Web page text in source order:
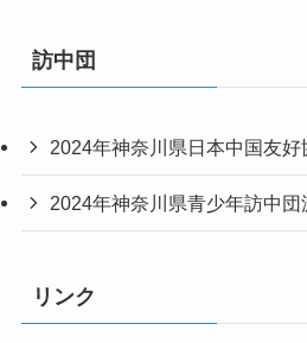
訪中団
2024年神奈川県日本中国友
2024年神奈川県青少年訪中団
リンク